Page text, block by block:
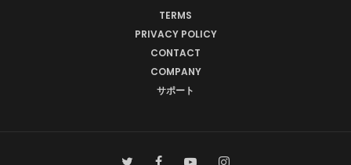
TERMS
PRIVACY POLICY
CONTACT
COMPANY
サポート